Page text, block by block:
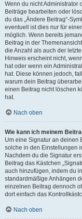
Wenn du nicht Administrator
Beiträge bearbeiten oder
du das „Ändere Beitrag“-
eventuell ist dies nur für
möglich. Wenn bereits
Beitrag in der
die Anzahl als auch der
Hinweis erscheint nicht,
hat oder wenn ein
hat. Diese können jedoch,
warum dein Beitrag
einen Beitrag nicht löschen
hat.
Nach oben
Wie kann ich meinem
Um eine Signatur an deinen
solche in den Einstellungen
Nachdem du die Signatur
Beitrag das Kästchen
auch hinzufügen, indem du
standardmäßige Anhängen
einzelnen Beitrag dennoch
dort einfach das
Nach oben